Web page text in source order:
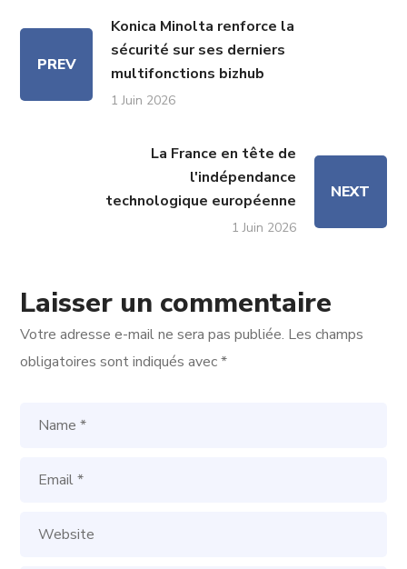
PREV
Konica Minolta renforce la
sécurité sur ses derniers
multifonctions bizhub
1 Juin 2026
La France en tête de
l'indépendance
technologique européenne
1 Juin 2026
NEXT
Laisser un commentaire
Votre adresse e-mail ne sera pas publiée. Les champs
obligatoires sont indiqués avec*